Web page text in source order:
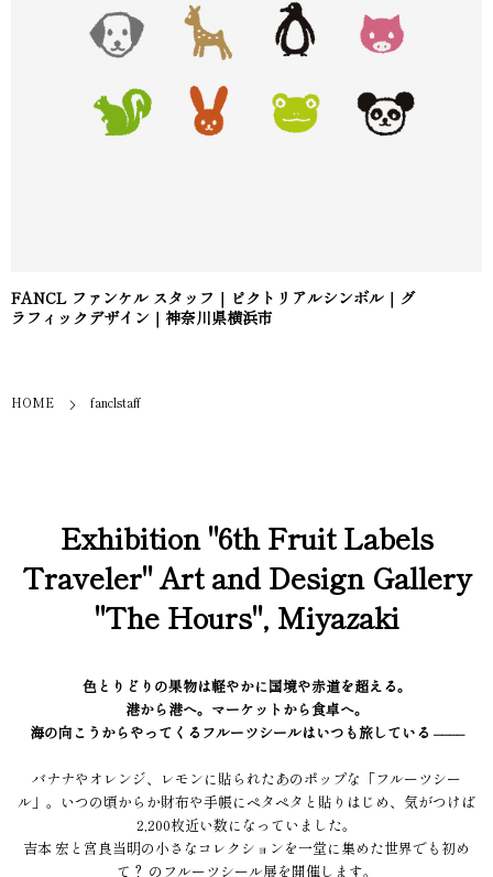
FANCL ファンケル スタッフ｜ピクトリアルシンボル｜グ
ラフィックデザイン｜神奈川県横浜市
HOME fanclstaff
Exhibition "6th Fruit Labels
Traveler" Art and Design Gallery
"The Hours", Miyazaki
色とりどりの果物は軽やかに国境や赤道を超える。
港から港へ。マーケットから食卓へ。
海の向こうからやってくるフルーツシールはいつも旅している ––––
バナナやオレンジ、レモンに貼られたあのポップな「フルーツシー
ル」。いつの頃からか財布や手帳にペタペタと貼りはじめ、気がつけば
2,200枚近い数になっていました。
吉本 宏と宮良当明の小さなコレクションを一堂に集めた世界でも初め
て？ のフルーツシール展を開催します。